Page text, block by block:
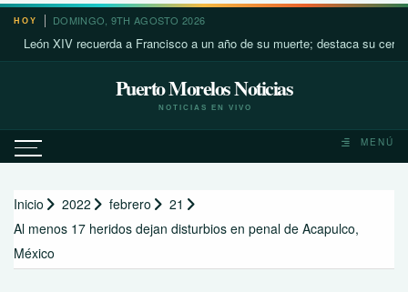
Saltar
contenido
HOY DOMINGO, 9TH AGOSTO 2026
XIV recuerda a Francisco a un año de su muerte; destaca su cercanía
Puerto Morelos Noticias
NOTICIAS EN VIVO
MENÚ
Inicio 2022 febrero
21
Al menos 17 heridos dejan disturbios en penal de Acapulco,
México